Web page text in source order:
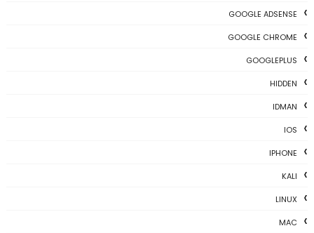
GOOGLE ADSENSE
GOOGLE CHROME
GOOGLEPLUS
HIDDEN
IDMAN
IOS
IPHONE
KALI
LINUX
MAC